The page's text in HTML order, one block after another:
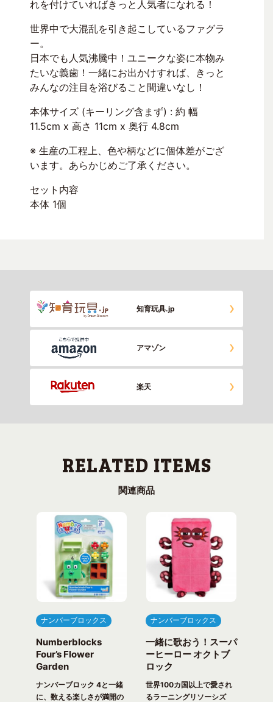
れを付けていればきっと人気者になれる！
世界中で大混乱を引き起こしているファグラ
ー。
日本でも人気沸騰中！ユニークな姿に本物み
たいな義歯！一緒にお出かけすれば、きっと
みんなの注目を浴びること間違いなし！
本体サイズ (キーリング含まず) : 約 幅
11.5cm x 高さ 11cm x 奥行 4.8cm
※ 生産の工程上、色や柄などに個体差がござ
います。あらかじめご了承ください。
セット内容
本体 1個
知育玩具.jp
アマゾン
楽天
関連商品
ナンバーブロックス
Numberblocks
Four’s Flower
Garden
ナンバーブロック 4と一緒
に、数える楽しさが満開の
ナンバーブロックス
一緒に歌おう！スーパ
ーヒーロー オクトブ
ロック
世界100カ国以上で愛され
るラーニングリソーシズ